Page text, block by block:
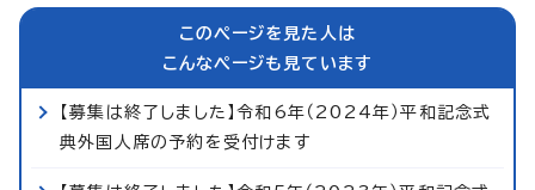
このページを見た人は
こんなページも見ています
【募集は終了しました】令和6年（2024年）平和記念式
典外国人席の予約を受付けます